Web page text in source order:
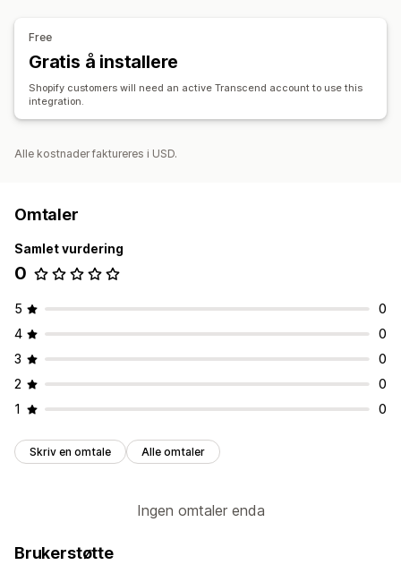
Free
Gratis å installere
Shopify customers will need an active Transcend account to use this
integration.
Alle kostnader faktureres i USD.
Omtaler
Samlet vurdering
0
5
0
4
0
3
0
2
0
1
0
Skriv en omtale Alle omtaler
Ingen omtaler enda
Brukerstøtte